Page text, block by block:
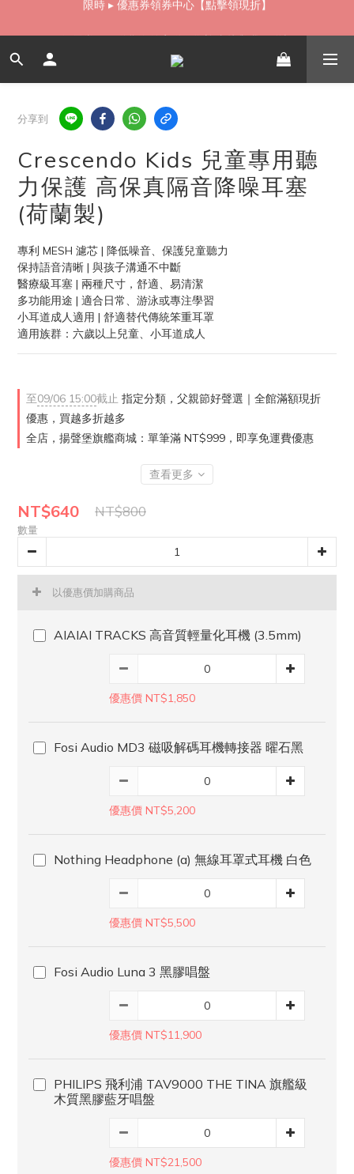
無卡分期 零利率 好輕鬆【立即填表】
如需當日配送貨海外寄送，歡迎直接與我們聯繫
分享到
Crescendo Kids 兒童專用聽
力保護 高保真隔音降噪耳塞
(荷蘭製)
專利 MESH 濾芯 | 降低噪音、保護兒童聽力
保持語音清晰 | 與孩子溝通不中斷
醫療級耳塞 | 兩種尺寸，舒適、易清潔
多功能用途 | 適合日常、游泳或專注學習
小耳道成人適用 | 舒適替代傳統笨重耳罩
適用族群：六歲以上兒童、小耳道成人
至09/06 15:00截止 指定分類，父親節好聲選｜全館滿額現折
優惠，買越多折越多
全店，揚聲堡旗艦商城：單筆滿 NT$999，即享免運費優惠
查看更多
NT$640 NT$800
數量
以優惠價加購商品
AIAIAI TRACKS 高音質輕量化耳機 (3.5mm)
優惠價 NT$1,850
Fosi Audio MD3 磁吸解碼耳機轉接器 曜石黑
優惠價 NT$5,200
Nothing Headphone (a) 無線耳罩式耳機 白色
優惠價 NT$5,500
Fosi Audio Luna 3 黑膠唱盤
優惠價 NT$11,900
PHILIPS 飛利浦 TAV9000 THE TINA 旗艦級
木質黑膠藍牙唱盤
優惠價 NT$21,500